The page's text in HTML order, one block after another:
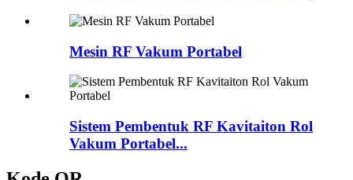
Mesin RF Vakum Portabel
Sistem Pembentuk RF Kavitaiton Rol
Vakum Portabel...